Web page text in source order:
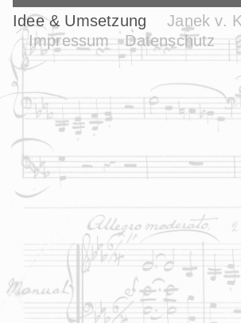
Idee & Umsetzung
Janek v.
Impressum
Datenschutz